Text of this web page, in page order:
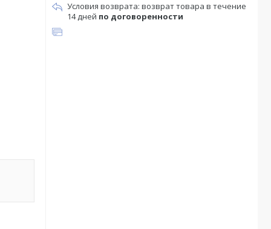
возврат товара в течение
14 дней по договоренности